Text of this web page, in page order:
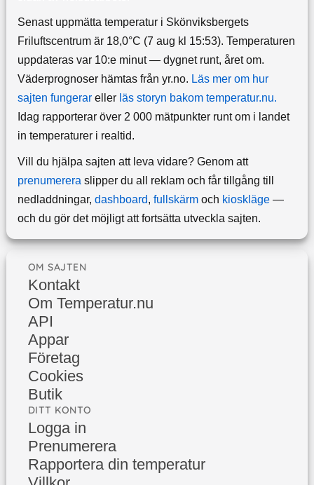
Senast uppmätta temperatur i Skönviksbergets
Friluftscentrum är 18,0°C (7 aug kl 15:53). Temperaturen
uppdateras var 10:e minut — dygnet runt, året om.
Väderprognoser hämtas från yr.no. Läs mer om hur
sajten fungerareller läs storyn bakom temperatur.nu.
Idag rapporterar över 2 000 mätpunkter runt om i landet
in temperaturer i realtid.
Vill du hjälpa sajten att leva vidare? Genom att
prenumereraslipper du all reklam och får tillgång till
nedladdningar, dashboard, fullskärmoch kioskläge—
och du gör det möjligt att fortsätta utveckla sajten.
OM SAJTEN
Kontakt
Om Temperatur.nu
API
Appar
Företag
Cookies
Butik
DITT KONTO
Logga in
Prenumerera
Rapportera din temperatur